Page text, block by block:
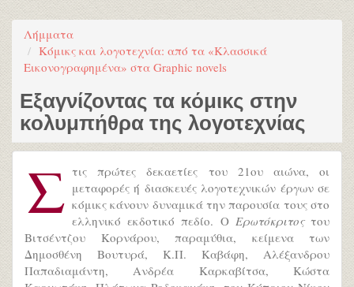
Λήμματα
Κόμικς και λογοτεχνία: από τα «Κλασσικά
Εικονογραφημένα» στα Graphic novels
Εξαγνίζοντας τα κόμικς στην
κολυμπήθρα της λογοτεχνίας
Σ τις πρώτες δεκαετίες του 21ου αιώνα, οι
μεταφορές ή διασκευές λογοτεχνικών έργων σε
κόμικς κάνουν δυναμικά την παρουσία τους στο
ελληνικό εκδοτικό πεδίο. Ο Ερωτόκριτοςτου
Βιτσέντζου Κορνάρου, παραμύθια, κείμενα των
Δημοσθένη Βουτυρά, Κ.Π. Καβάφη, Αλέξανδρου
Παπαδιαμάντη, Ανδρέα Καρκαβίτσα, Κώστα